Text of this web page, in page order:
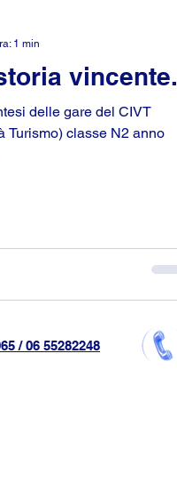
vincente.
delle gare del CIVT
Turismo) classe N2 anno
1 min
/ 06 55282248